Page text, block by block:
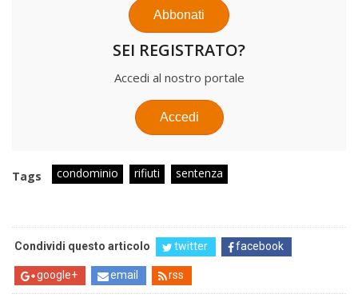
Abbonati
SEI REGISTRATO?
Accedi al nostro portale
Accedi
Tags condominio rifiuti sentenza
Condividi questo articolo twitter facebook
google+ email rss